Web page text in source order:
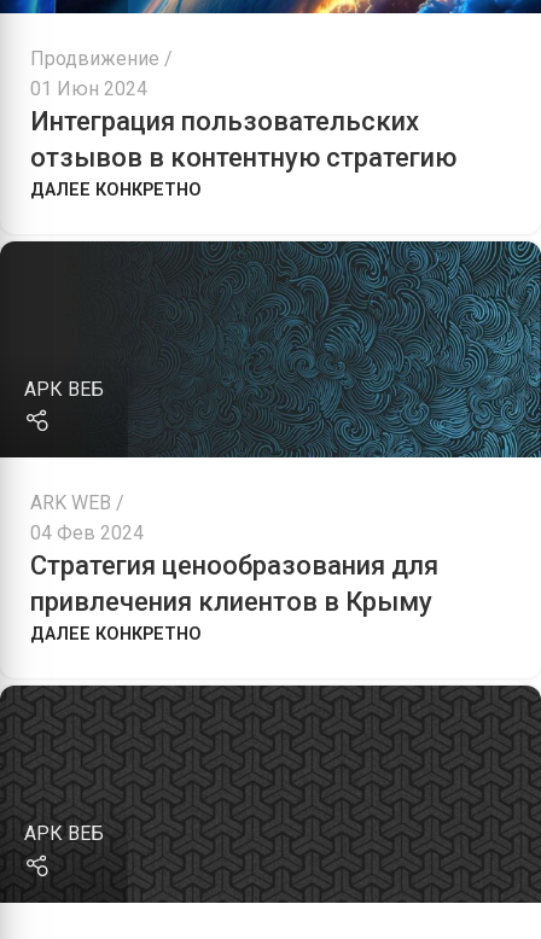
Продвижение
01 Июн 2024
Интеграция пользовательских
отзывов в контентную стратегию
ДАЛЕЕ КОНКРЕТНО
АРК ВЕБ
ARK WEB
04 Фев 2024
Стратегия ценообразования для
привлечения клиентов в Крыму
ДАЛЕЕ КОНКРЕТНО
АРК ВЕБ